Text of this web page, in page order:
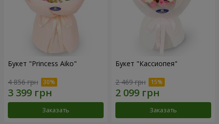
Букет "Princess Aiko"
4 856 грн
Заказать
Букет "Кассиопея"
2 469 грн
Заказать